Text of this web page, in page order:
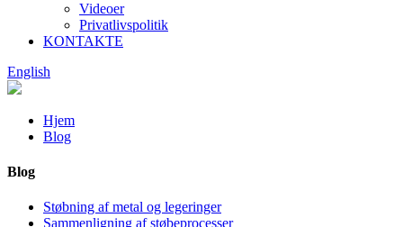
Videoer
Privatlivspolitik
KONTAKTE
English
Hjem
Blog
Blog
Støbning af metal og legeringer
Sammenligning af støbeprocesser